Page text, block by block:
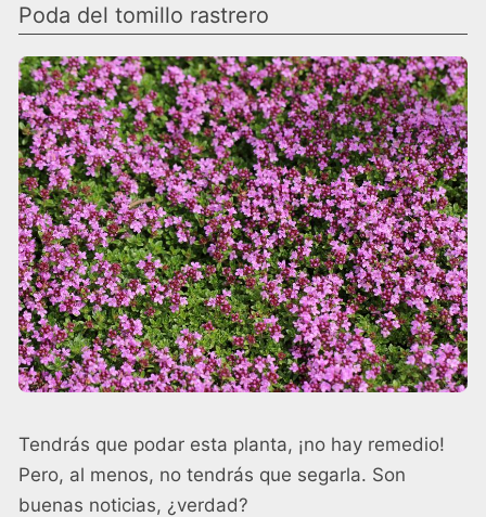
Poda del tomillo rastrero
Tendrás que podar esta planta, ¡no hay remedio!
Pero, al menos, no tendrás que segarla. Son
buenas noticias, ¿verdad?